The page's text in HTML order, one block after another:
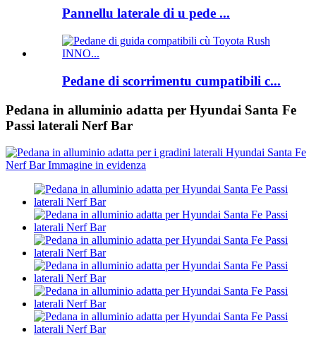
Pannellu laterale di u pede ...
Pedane di scorrimentu cumpatibili c...
Pedana in alluminio adatta per Hyundai Santa Fe
Passi laterali Nerf Bar